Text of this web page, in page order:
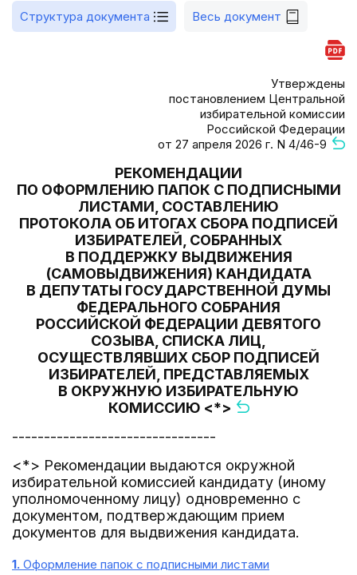
Структура документа Весь документ
Утверждены
постановлением Центральной
избирательной комиссии
Российской Федерации
от 27 апреля 2026 г. N 4/46-9
РЕКОМЕНДАЦИИ
ПО ОФОРМЛЕНИЮ ПАПОК С ПОДПИСНЫМИ
ЛИСТАМИ, СОСТАВЛЕНИЮ
ПРОТОКОЛА ОБ ИТОГАХ СБОРА ПОДПИСЕЙ
ИЗБИРАТЕЛЕЙ, СОБРАННЫХ
В ПОДДЕРЖКУ ВЫДВИЖЕНИЯ
(САМОВЫДВИЖЕНИЯ) КАНДИДАТА
В ДЕПУТАТЫ ГОСУДАРСТВЕННОЙ ДУМЫ
ФЕДЕРАЛЬНОГО СОБРАНИЯ
РОССИЙСКОЙ ФЕДЕРАЦИИ ДЕВЯТОГО
СОЗЫВА, СПИСКА ЛИЦ,
ОСУЩЕСТВЛЯВШИХ СБОР ПОДПИСЕЙ
ИЗБИРАТЕЛЕЙ, ПРЕДСТАВЛЯЕМЫХ
В ОКРУЖНУЮ ИЗБИРАТЕЛЬНУЮ
КОМИССИЮ <*>
--------------------------------
<*> Рекомендации выдаются окружной
избирательной комиссией кандидату (иному
уполномоченному лицу) одновременно с
документом, подтверждающим прием
документов для выдвижения кандидата.
1. Оформление папок с подписными листами